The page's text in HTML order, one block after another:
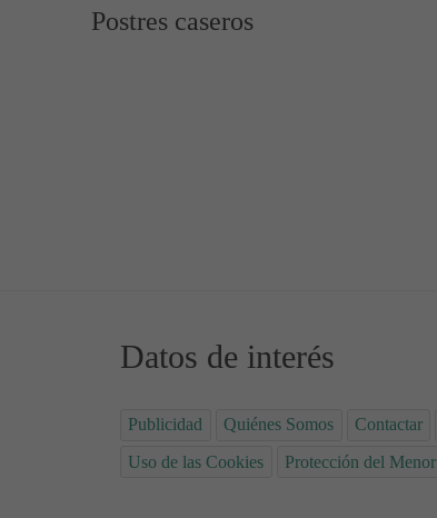
Postres caseros
Datos de interés
Publicidad Quiénes Somos Contactar
Uso de las Cookies
Protección del Menor